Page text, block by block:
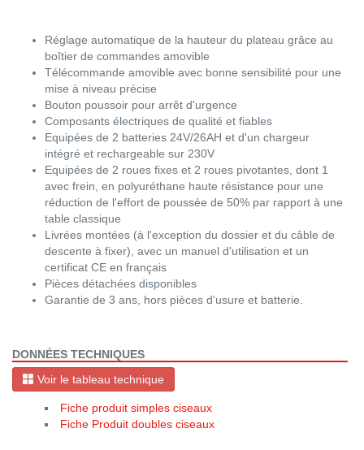
Réglage automatique de la hauteur du plateau grâce au
boîtier de commandes amovible
Télécommande amovible avec bonne sensibilité pour une
mise à niveau précise
Bouton poussoir pour arrêt d'urgence
Composants électriques de qualité et fiables
Equipées de 2 batteries 24V/26AH et d'un chargeur
intégré et rechargeable sur 230V
Equipées de 2 roues fixes et 2 roues pivotantes, dont 1
avec frein, en polyuréthane haute résistance pour une
réduction de l'effort de poussée de 50% par rapport à une
table classique
Livrées montées (à l'exception du dossier et du câble de
descente à fixer), avec un manuel d'utilisation et un
certificat CE en français
Pièces détachées disponibles
Garantie de 3 ans, hors pièces d'usure et batterie.
DONNÉES TECHNIQUES
Voir le tableau technique
Fiche produit simples ciseaux
Fiche Produit doubles ciseaux